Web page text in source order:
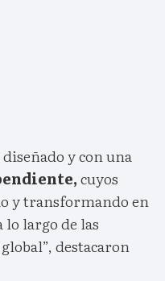
y con una
cuyos
y transformando en
lo largo de las
destacaron